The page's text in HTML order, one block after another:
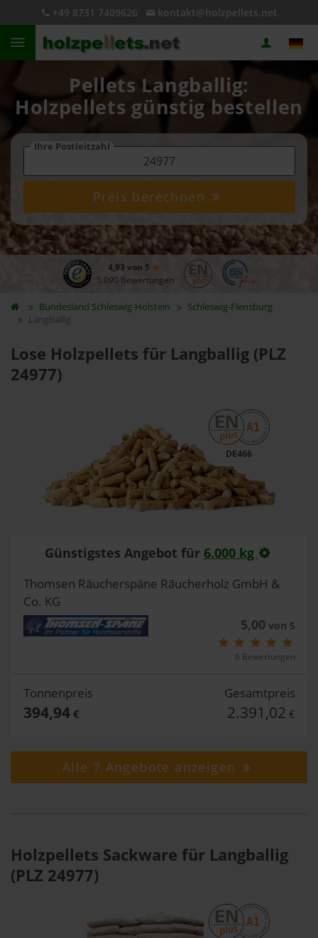
+49 8731 7409626 kontakt@holzpellets.net
Pellets Langballig:
Holzpellets günstig bestellen
Ihre Postleitzahl
Preis berechnen
4,93 von 5
5.090 Bewertungen
Bundesland Schleswig-Holstein
Schleswig-Flensburg
Langballig
Lose Holzpellets für Langballig (PLZ
24977)
DE466
Günstigstes Angebot für 6.000 kg
Thomsen Räucherspäne Räucherholz GmbH &
Co. KG
5,00 von 5
6 Bewertungen
Tonnenpreis
394,94€
Gesamtpreis
2.391,02 €
Alle 7 Angebote anzeigen
Holzpellets Sackware für Langballig
(PLZ 24977)